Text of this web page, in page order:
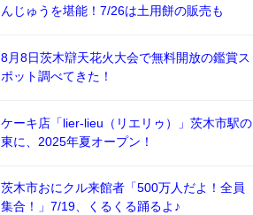
んじゅうを堪能！7/26は土用餅の販売も
8月8日茨木辯天花火大会で無料開放の鑑賞ス
ポット調べてきた！
ケーキ店「lier-lieu（リエリゥ）」茨木市駅の
東に、2025年夏オープン！
茨木市おにクル来館者「500万人だよ！全員
集合！」7/19、くるくる踊るよ♪